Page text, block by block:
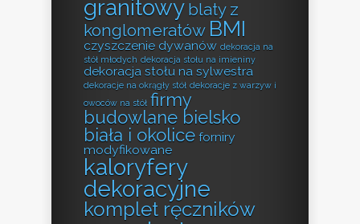
granitowy blaty z
konglomeratów BMI
czyszczenie dywanów dekoracja na
stół młodych dekoracja stołu na imieniny
dekoracja stołu na sylwestra
dekoracje na okrągły stół dekoracje z warzyw i
owoców na stół firmy
budowlane bielsko
biała i okolice forniry
modyfikowane
kaloryfery
dekoracyjne
komplet ręczników